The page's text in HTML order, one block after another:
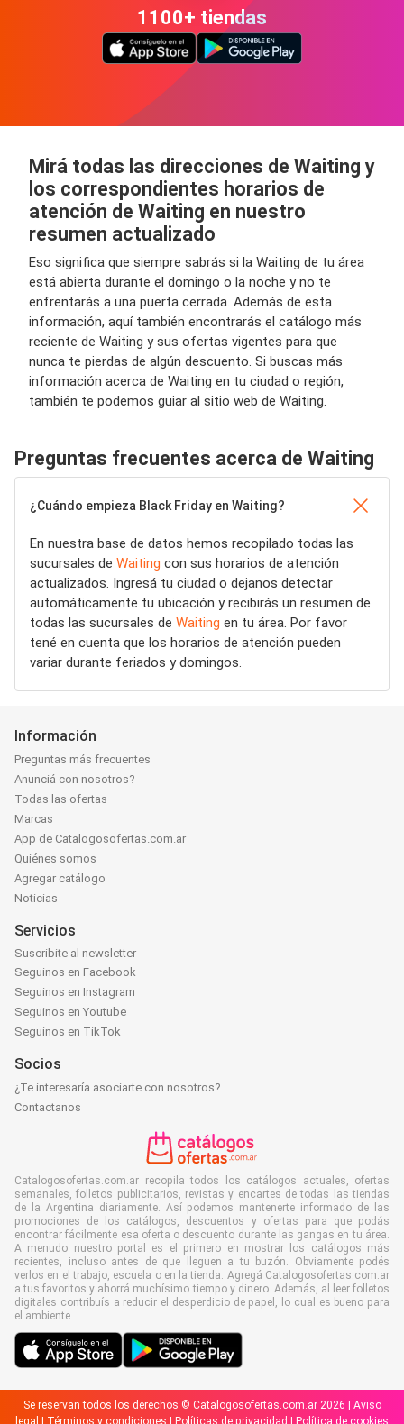
1100+ tiendas
Mirá todas las direcciones de Waiting y
los correspondientes horarios de
atención de Waiting en nuestro
resumen actualizado
Eso significa que siempre sabrás si la Waiting de tu área
está abierta durante el domingo o la noche y no te
enfrentarás a una puerta cerrada. Además de esta
información, aquí también encontrarás el catálogo más
reciente de Waiting y sus ofertas vigentes para que
nunca te pierdas de algún descuento. Si buscas más
información acerca de Waiting en tu ciudad o región,
también te podemos guiar al sitio web de Waiting.
Preguntas frecuentes acerca de Waiting
¿Cuándo empieza Black Friday en Waiting?
En nuestra base de datos hemos recopilado todas las
sucursales de Waiting con sus horarios de atención
actualizados. Ingresá tu ciudad o dejanos detectar
automáticamente tu ubicación y recibirás un resumen de
todas las sucursales de Waiting en tu área. Por favor
tené en cuenta que los horarios de atención pueden
variar durante feriados y domingos.
Información
Preguntas más frecuentes
Anunciá con nosotros?
Todas las ofertas
Marcas
App de Catalogosofertas.com.ar
Quiénes somos
Agregar catálogo
Noticias
Servicios
Suscribite al newsletter
Seguinos en Facebook
Seguinos en Instagram
Seguinos en Youtube
Seguinos en TikTok
Socios
¿Te interesaría asociarte con nosotros?
Contactanos
Catalogosofertas.com.ar recopila todos los catálogos actuales, ofertas
semanales, folletos publicitarios, revistas y encartes de todas las tiendas
de la Argentina diariamente. Así podemos mantenerte informado de las
promociones de los catálogos, descuentos y ofertas para que podás
encontrar fácilmente esa oferta o descuento durante las gangas en tu área.
A menudo nuestro portal es el primero en mostrar los catálogos más
recientes, incluso antes de que lleguen a tu buzón. Obviamente podés
verlos en el trabajo, escuela o en la tienda. Agregá Catalogosofertas.com.ar
a tus favoritos y ahorrá muchísimo tiempo y dinero. Además, al leer folletos
digitales contribuís a reducir el desperdicio de papel, lo cual es bueno para
el ambiente.
Se reservan todos los derechos © Catalogosofertas.com.ar 2026 | Aviso
legal
Términos y condiciones Políticas de privacidad Política de cookies